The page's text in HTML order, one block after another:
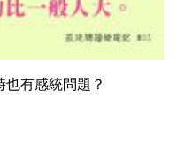
有感統問題？